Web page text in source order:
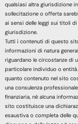
qualsiasi altra giurisdizione
sollecitazione o offerta
ai sensi delle leggi sui titoli di
giurisdizione.
Tutti i contenuti di questo
informazioni di natura
riguardano le circostanze di
particolare individuo o
quanto contenuto nel sito
una consulenza
finanziaria, né alcuna
sito costituisce una
esaustiva o completa delle